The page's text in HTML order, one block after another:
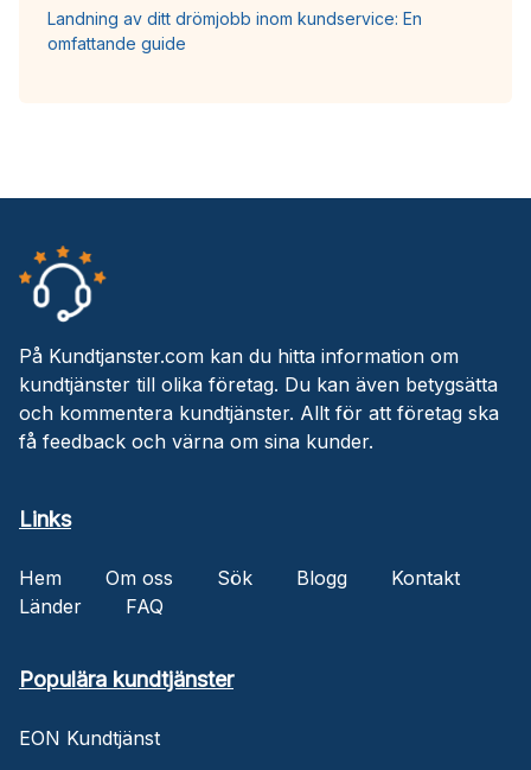
Landning av ditt drömjobb inom kundservice: En
omfattande guide
På Kundtjanster.com kan du hitta information om
kundtjänster till olika företag. Du kan även betygsätta
och kommentera kundtjänster. Allt för att företag ska
få feedback och värna om sina kunder.
Links
Hem Om oss Sök Blogg
Kontakt
Länder
FAQ
Populära kundtjänster
EON Kundtjänst